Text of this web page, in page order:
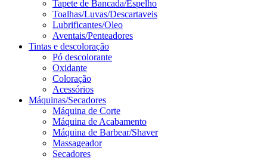
Tapete de Bancada/Espelho
Toalhas/Luvas/Descartaveis
Lubrificantes/Oleo
Aventais/Penteadores
Tintas e descoloração
Pó descolorante
Oxidante
Coloração
Acessórios
Máquinas/Secadores
Máquina de Corte
Máquina de Acabamento
Máquina de Barbear/Shaver
Massageador
Secadores